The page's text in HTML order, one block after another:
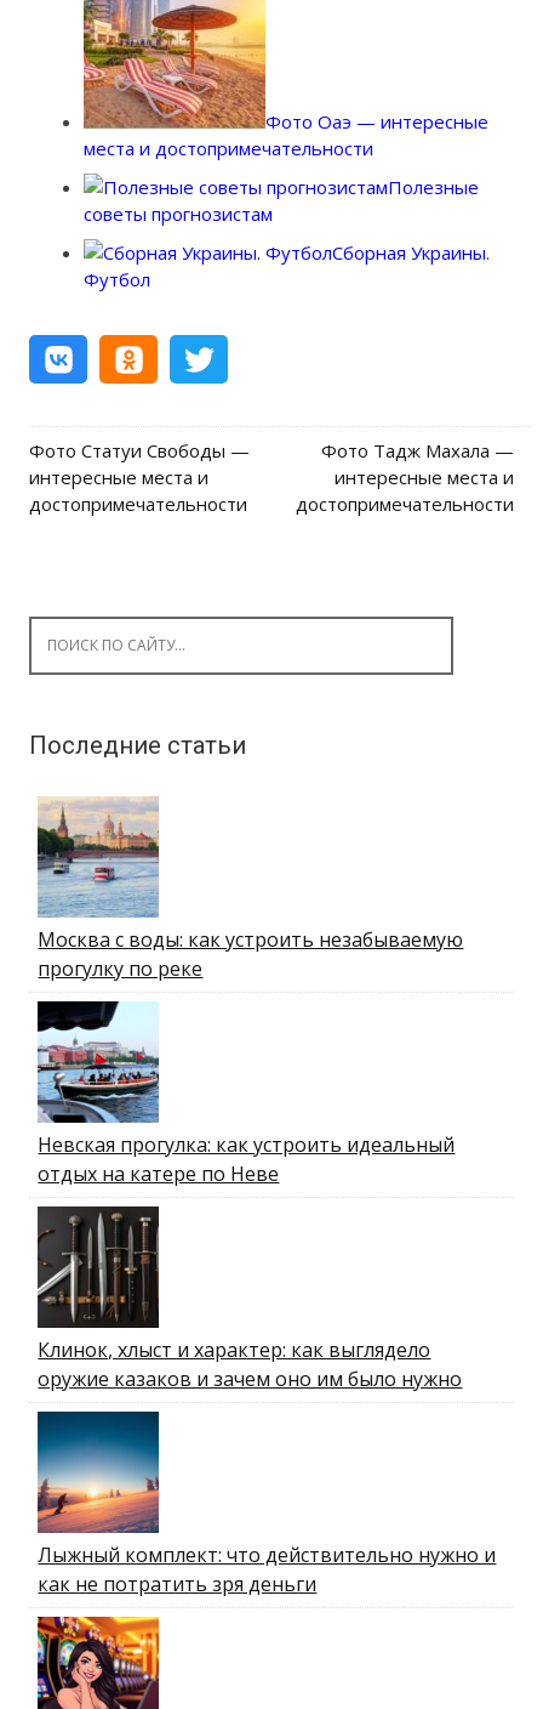
Фото Оаэ — интересные
места и достопримечательности
Полезные
советы прогнозистам
Сборная Украины.
Футбол
Post navigation
Фото Статуи Свободы —
интересные места и
достопримечательности
Фото Тадж Махала —
интересные места и
достопримечательности
Последние статьи
Москва с воды: как устроить незабываемую
прогулку по реке
Невская прогулка: как устроить идеальный
отдых на катере по Неве
Клинок, хлыст и характер: как выглядело
оружие казаков и зачем оно им было нужно
Лыжный комплект: что действительно нужно и
как не потратить зря деньги